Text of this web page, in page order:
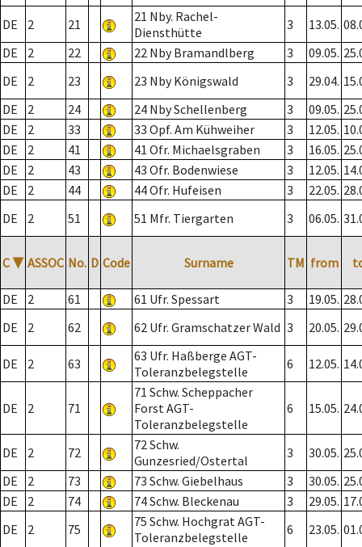
DE 2 21
21 Nby. Rachel-
Diensthütte
3 13.05.
DE
2 22 22 Nby Bramandlberg 3 09.05.
DE
2 23 23 Nby Königswald 3 29.04.
DE
2 24 24 Nby Schellenberg 3 09.05.
DE
2 33 33 Opf. Am Kühweiher 3 12.05.
DE
2 41 41 Ofr. Michaelsgraben 3 16.05.
DE
2 43 43 Ofr. Bodenwiese 3 12.05.
DE
2 44 44 Ofr. Hufeisen 3 22.05.
DE
2 51 51 Mfr. Tiergarten 3 06.05.
C ▼ ASSOC No. D Code Surname TM from
DE 2 61 61 Ufr. Spessart 3 19.05.
DE
2 62 62 Ufr. Gramschatzer Wald 3 20.05.
DE 2 63
63 Ufr. Haßberge AGT-
Toleranzbelegstelle
6 12.05.
DE 2 71
71 Schw. Scheppacher
Forst AGT-
Toleranzbelegstelle
6 15.05.
DE 2 72
72 Schw.
Gunzesried/Ostertal
3 30.05.
DE
2 73 73 Schw. Giebelhaus 3 30.05.
DE
2 74 74 Schw. Bleckenau 3 29.05.
DE
2 75
75 Schw. Hochgrat AGT-
Toleranzbelegstelle
6 23.05.